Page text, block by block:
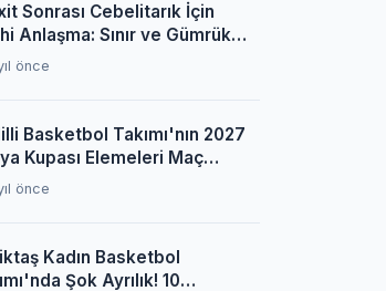
Sonrası Cebelitarık İçin
Anlaşma: Sınır ve Gümrük
Çözüldü
önce
Basketbol Takımı'nın 2027
Kupası Elemeleri Maç
Açıklandı
önce
Kadın Basketbol
Şok Ayrılık! 10